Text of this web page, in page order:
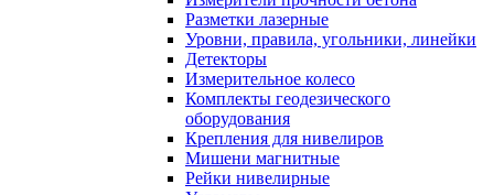
Разметки лазерные
Уровни, правила, угольники, линейки
Детекторы
Измерительное колесо
Комплекты геодезического
оборудования
Крепления для нивелиров
Мишени магнитные
Рейки нивелирные